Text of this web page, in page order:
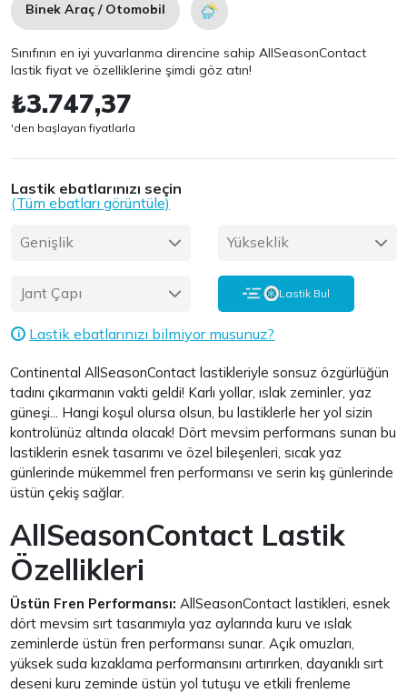
Binek Araç / Otomobil
Sınıfının en iyi yuvarlanma direncine sahip AllSeasonContact
lastik fiyat ve özelliklerine şimdi göz atın!
₺3.747,37
'den başlayan fiyatlarla
Lastik ebatlarınızı seçin
(Tüm ebatları görüntüle)
Genişlik Yükseklik
Jant Çapı Lastik Bul
i Lastik ebatlarınızı bilmiyor musunuz?
Continental AllSeasonContact lastikleriyle sonsuz özgürlüğün
tadını çıkarmanın vakti geldi! Karlı yollar, ıslak zeminler, yaz
güneşi... Hangi koşul olursa olsun, bu lastiklerle her yol sizin
kontrolünüz altında olacak! Dört mevsim performans sunan bu
lastiklerin esnek tasarımı ve özel bileşenleri, sıcak yaz
günlerinde mükemmel fren performansı ve serin kış günlerinde
üstün çekiş sağlar.
AllSeasonContact Lastik
Özellikleri
Üstün Fren Performansı: AllSeasonContact lastikleri, esnek
dört mevsim sırt tasarımıyla yaz aylarında kuru ve ıslak
zeminlerde üstün fren performansı sunar. Açık omuzları,
yüksek suda kızaklama performansını artırırken, dayanıklı sırt
deseni kuru zeminde üstün yol tutuşu ve etkili frenleme